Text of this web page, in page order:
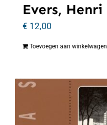
Evers, Henri
€ 12,00
Toevoegen aan winkelwagen